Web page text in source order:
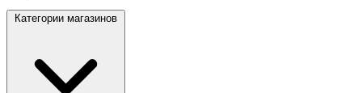
Категории магазинов